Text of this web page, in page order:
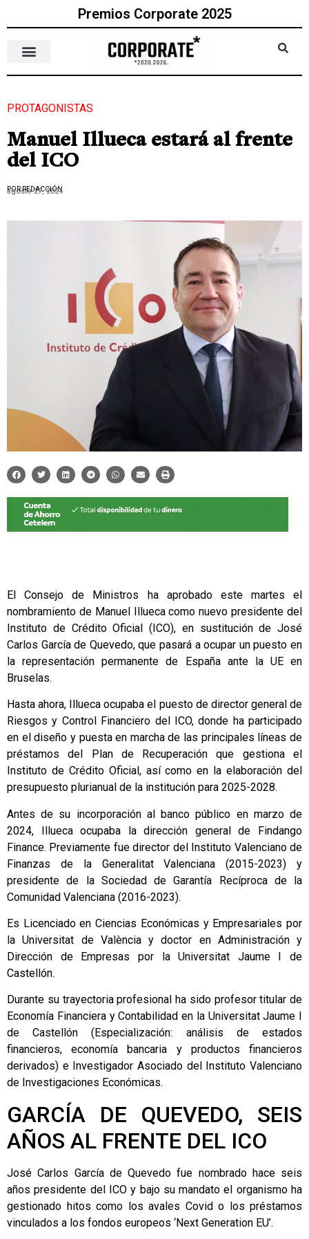
Premios Corporate 2025
PROTAGONISTAS
Manuel Illueca estará al frente
del ICO
POR REDACCIÓN
agosto 27, 2024
El Consejo de Ministros ha aprobado este martes el
nombramiento de Manuel Illueca como nuevo presidente del
Instituto de Crédito Oficial (ICO), en sustitución de José
Carlos García de Quevedo, que pasará a ocupar un puesto en
la representación permanente de España ante la UE en
Bruselas.
Hasta ahora, Illueca ocupaba el puesto de director general de
Riesgos y Control Financiero del ICO, donde ha participado
en el diseño y puesta en marcha de las principales líneas de
préstamos del Plan de Recuperación que gestiona el
Instituto de Crédito Oficial, así como en la elaboración del
presupuesto plurianual de la institución para 2025-2028.
Antes de su incorporación al banco público en marzo de
2024, Illueca ocupaba la dirección general de Findango
Finance. Previamente fue director del Instituto Valenciano de
Finanzas de la Generalitat Valenciana (2015-2023) y
presidente de la Sociedad de Garantía Recíproca de la
Comunidad Valenciana (2016-2023).
Es Licenciado en Ciencias Económicas y Empresariales por
la Universitat de València y doctor en Administración y
Dirección de Empresas por la Universitat Jaume I de
Castellón.
Durante su trayectoria profesional ha sido profesor titular de
Economía Financiera y Contabilidad en la Universitat Jaume I
de Castellón (Especialización: análisis de estados
financieros, economía bancaria y productos financieros
derivados) e Investigador Asociado del Instituto Valenciano
de Investigaciones Económicas.
GARCÍA DE QUEVEDO, SEIS
AÑOS AL FRENTE DEL ICO
José Carlos García de Quevedo fue nombrado hace seis
años presidente del ICO y bajo su mandato el organismo ha
gestionado hitos como los avales Covid o los préstamos
vinculados a los fondos europeos ‘Next Generation EU’.